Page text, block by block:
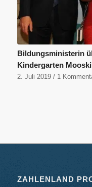
Bildungsministerin
Kindergarten
2. Juli 2019 / 1
ZAHLENLAND